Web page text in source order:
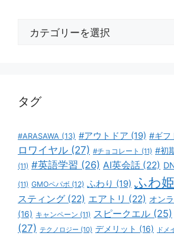
タグ
#ARASAWA (13) #アウトドア (19) #ギフ
ロワイヤル (27) #チョコレート (11) #初
(11) #英語学習 (26) AI英会話 (22)
(11) GMOペパボ (12) ふわり (19) ふわ姫
スティング (22) エアトリ (22) オン
(16) キャンペーン (11) スピークエル (25)
(27) テクノロジー (10) デメリット (16) ドメ